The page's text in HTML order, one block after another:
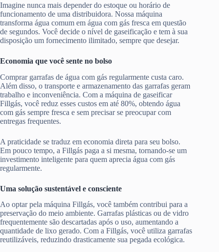
Imagine nunca mais depender do estoque ou horário de
funcionamento de uma distribuidora. Nossa máquina
transforma água comum em água com gás fresca em questão
de segundos. Você decide o nível de gaseificação e tem à sua
disposição um fornecimento ilimitado, sempre que desejar.
Economia que você sente no bolso
Comprar garrafas de água com gás regularmente custa caro.
Além disso, o transporte e armazenamento das garrafas geram
trabalho e inconveniência. Com a máquina de gaseificar
Fillgás, você reduz esses custos em até 80%, obtendo água
com gás sempre fresca e sem precisar se preocupar com
entregas frequentes.
A praticidade se traduz em economia direta para seu bolso.
Em pouco tempo, a Fillgás paga a si mesma, tornando-se um
investimento inteligente para quem aprecia água com gás
regularmente.
Uma solução sustentável e consciente
Ao optar pela máquina Fillgás, você também contribui para a
preservação do meio ambiente. Garrafas plásticas ou de vidro
frequentemente são descartadas após o uso, aumentando a
quantidade de lixo gerado. Com a Fillgás, você utiliza garrafas
reutilizáveis, reduzindo drasticamente sua pegada ecológica.